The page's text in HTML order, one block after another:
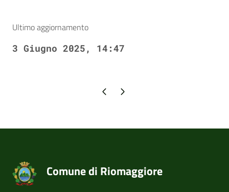
Ultimo aggiornamento
3 Giugno 2025, 14:47
Pagina precedente
Pagina successiva
Comune di Riomaggiore